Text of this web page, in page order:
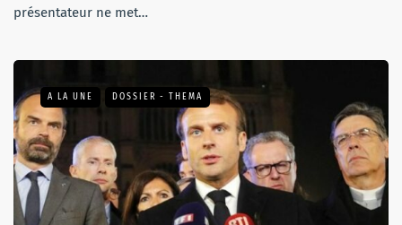
présentateur ne met…
A LA UNE DOSSIER - THEMA